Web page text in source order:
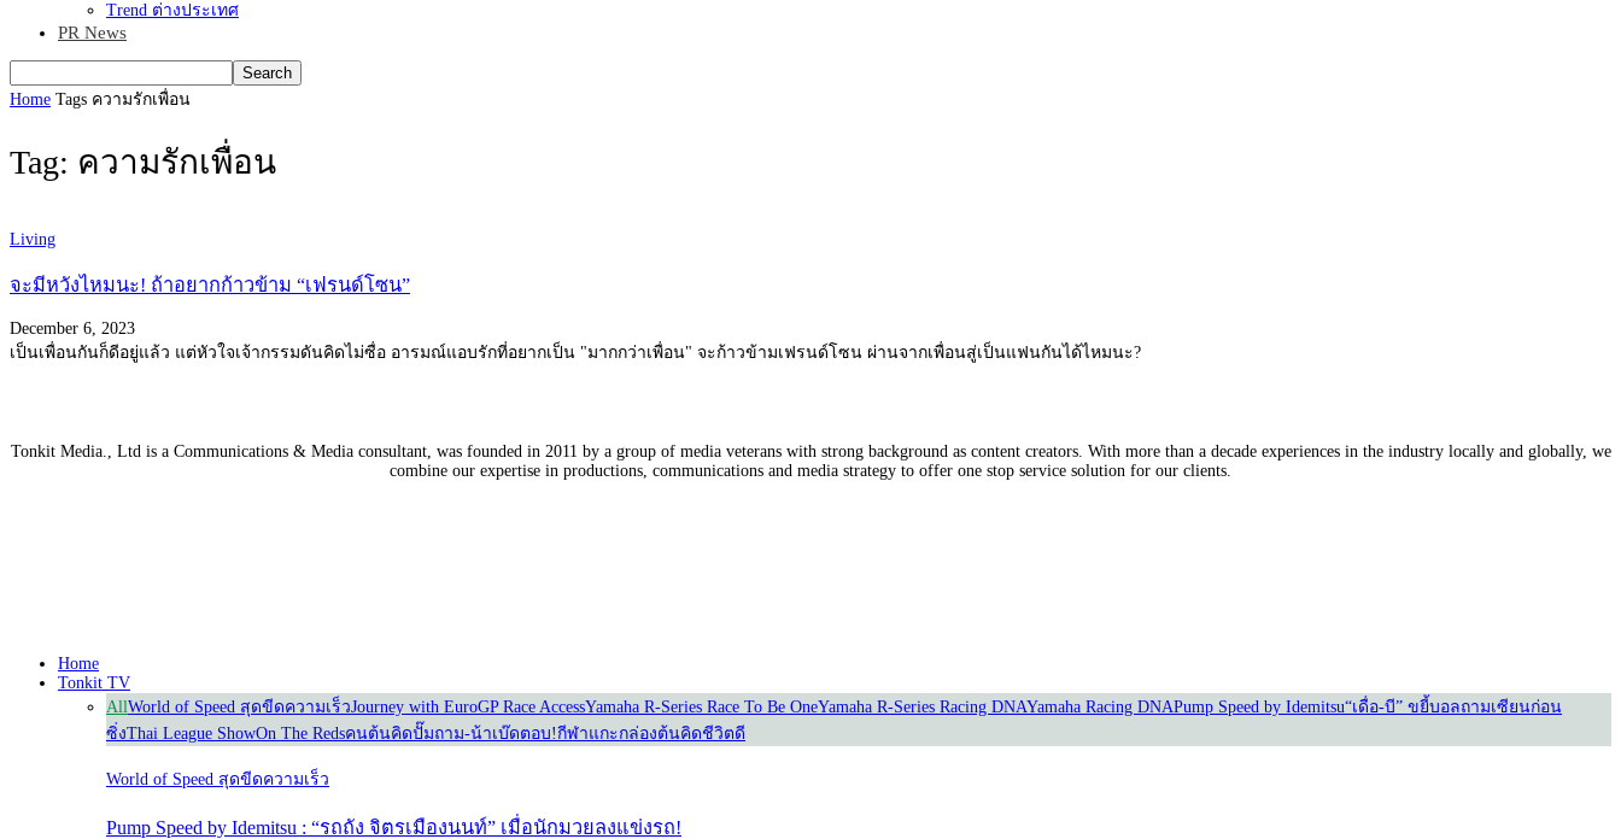
Trend ต่างประเทศ
PR News
Home Tags ความรักเพื่อน
Tag: ความรักเพื่อน
Living
จะมีหวังไหมนะ! ถ้าอยากก้าวข้าม “เฟรนด์โซน”
December 6, 2023
เป็นเพื่อนกันก็ดีอยู่แล้ว แต่หัวใจเจ้ากรรมดันคิดไม่ซื่อ อารมณ์แอบรักที่อยากเป็น "มากกว่าเพื่อน" จะก้าวข้ามเฟรนด์โซน ผ่านจากเพื่อนสู่เป็นแฟนกันได้ไหมนะ?
Tonkit Media., Ltd is a Communications & Media consultant, was founded in 2011 by a group of media veterans with strong background as content creators. With more than a decade experiences in the industry locally and globally, we
combine our expertise in productions, communications and media strategy to offer one stop service solution for our clients.
Home
Tonkit TV
AllWorld of Speed สุดขีดความเร็วJourney with EuroGP Race AccessYamaha R-Series Race To Be OneYamaha R-Series Racing DNAYamaha Racing DNAPump Speed by Idemitsu“เดื่อ-บี” ขยี้บอลถามเซียนก่อน
ซิ่งThai League ShowOn The Redsคนต้นคิดปั๊มถาม-น้าเบ๊ดตอบ!กีฬาแกะกล่องต้นคิดชีวิตดี
World of Speed สุดขีดความเร็ว
Pump Speed by Idemitsu : “รถถัง จิตรเมืองนนท์” เมื่อนักมวยลงแข่งรถ!